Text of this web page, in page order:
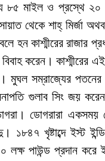
৮৫ মাইল ও প্রস্থে ২০
থেকে শাহ্ মির্জা
হন কাশ্মীরের রাজার
বিবাহ করেন।
মুঘল সম্রাজ্যের পতনের
গুলাব সিং জয়
ডোগরারা একসময়
১৮৪৭ খৃষ্টাব্দে ইস্ট
লক্ষ পাউন্ড প্রদান করে